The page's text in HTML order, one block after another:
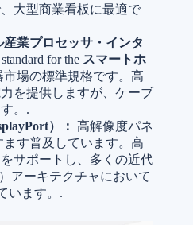
大型商業看板に最適で
業プロセッサ・インタ
for the スマートホ
市場の標準規格です。高
を提供しますが、ケーブ
。.
）： 高解像度パネ
す普及しています。高
サポートし、多くの近代
アーキテクチャにおいて
います。.